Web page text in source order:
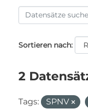
Sortieren nach
2
Tags: SPNV